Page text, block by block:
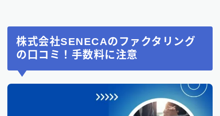
株式会社SENECAのファクタリング
の口コミ！手数料に注意